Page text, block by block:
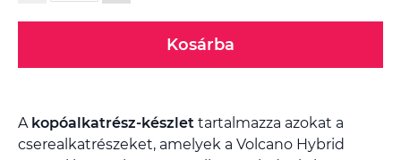
Kosárba
A kopóalkatrész-készlet tartalmazza azokat a
cserealkatrészeket, amelyek a Volcano Hybrid